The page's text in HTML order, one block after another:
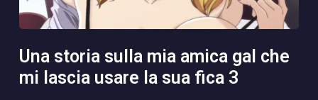
una storia sulla mia amica gal che
mi lascia usare la sua fica 3